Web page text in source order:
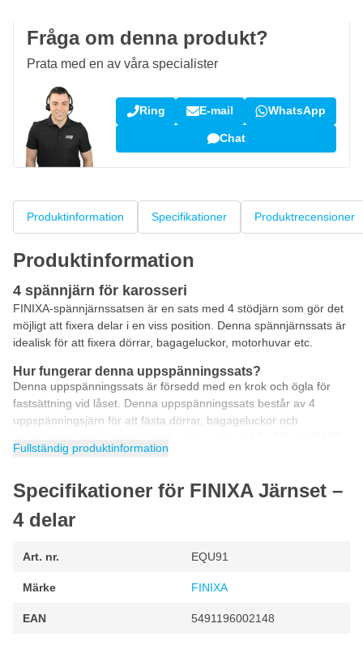
Fråga om denna produkt?
Prata med en av våra specialister
Ring E-mail WhatsApp
Chat
Produktinformation Specifikationer Produktrecensioner
Produktinformation
4 spännjärn för karosseri
FINIXA-spännjärnssatsen är en sats med 4 stödjärn som gör det
möjligt att fixera delar i en viss position. Denna spännjärnssats är
idealisk för att fixera dörrar, bagageluckor, motorhuvar etc.
Hur fungerar denna uppspänningssats?
Denna uppspänningssats är försedd med en krok och ögla för
fastsättning vid låset. Denna uppspänningssats består av 4
uppspänningsjärn för att fästa dörrar, bagageluckor och
cm.
Fullständig produktinformation
Specifikationer för FINIXA Järnset –
4 delar
Art. nr. EQU91
Märke FINIXA
EAN 5491196002148